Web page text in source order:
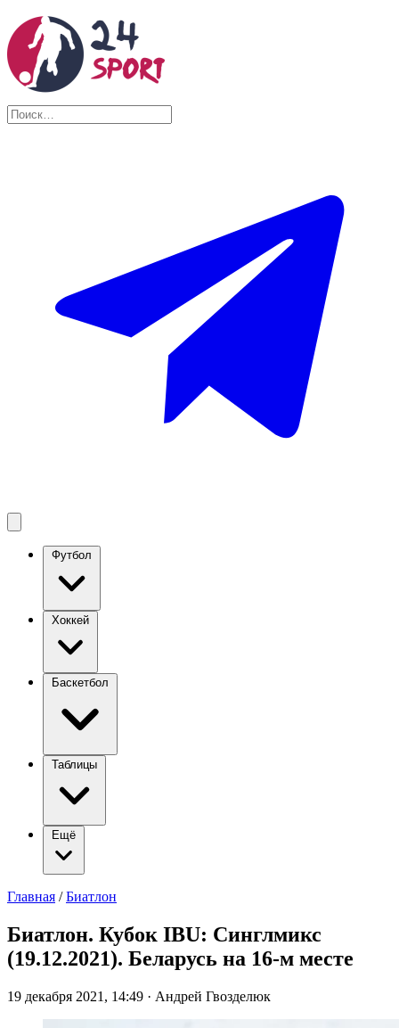
Футбол
Хоккей
Баскетбол
Таблицы
Ещё
Главная / Биатлон
Биатлон. Кубок IBU: Синглмикс
(19.12.2021). Беларусь на 16-м месте
19 декабря 2021, 14:49 · Андрей Гвозделюк